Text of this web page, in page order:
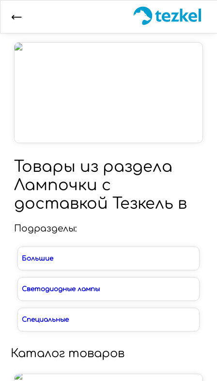
←
Товары из раздела
Лампочки с
доставкой Тезкель в
Подразделы:
Большие
Светодиодные лампы
Специальные
Каталог товаров